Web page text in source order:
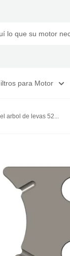
para Motor
arbol de levas 52...